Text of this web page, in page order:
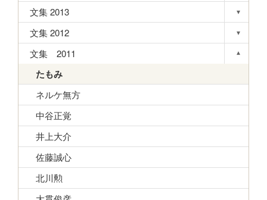
文集 2013 ▾
文集 2012 ▾
文集 2011 ▾
たもみ
ネルケ無方
中谷正覚
井上大介
佐藤誠心
北川勲